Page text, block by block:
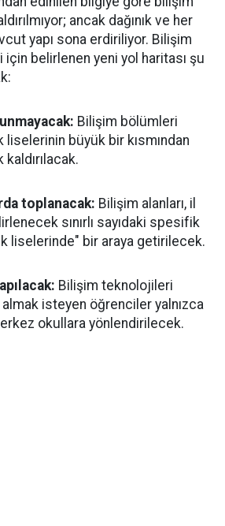
ancak dağınık ve her
yapı sona erdiriliyor. Bilişim
belirlenen yeni yol haritası şu
Bilişim bölümleri
büyük bir kısmından
toplanacak: Bilişim alanları, il
sınırlı sayıdaki spesifik
liselerinde" bir araya getirilecek.
Bilişim teknolojileri
almak isteyen öğrenciler yalnızca
okullara yönlendirilecek.